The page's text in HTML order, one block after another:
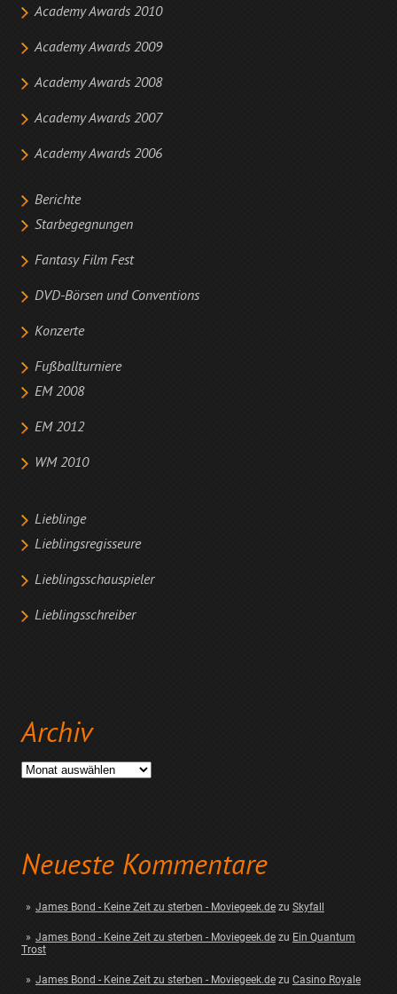
Academy Awards 2010
Academy Awards 2009
Academy Awards 2008
Academy Awards 2007
Academy Awards 2006
Berichte
Starbegegnungen
Fantasy Film Fest
DVD-Börsen und Conventions
Konzerte
Fußballturniere
EM 2008
EM 2012
WM 2010
Lieblinge
Lieblingsregisseure
Lieblingsschauspieler
Lieblingsschreiber
Archiv
Archiv
Neueste Kommentare
James Bond - Keine Zeit zu sterben - Moviegeek.dezu Skyfall
James Bond - Keine Zeit zu sterben - Moviegeek.dezu Ein Quantum
Trost
James Bond - Keine Zeit zu sterben - Moviegeek.dezu Casino Royale